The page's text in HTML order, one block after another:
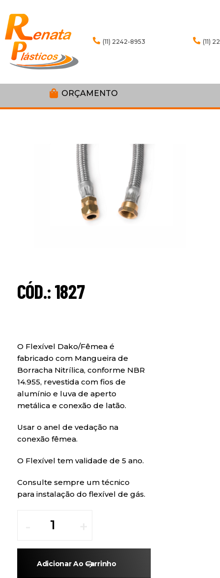
(11) 2242-8953 (11)
ORÇAMENTO
CÓD.: 1827
O Flexível Dako/Fêmea é
fabricado com Mangueira de
Borracha Nitrílica, conforme NBR
14.955, revestida com fios de
alumínio e luva de aperto
metálica e conexão de latão.
Usar o anel de vedação na
conexão fêmea.
O Flexível tem validade de 5 ano.
Consulte sempre um técnico
para instalação do flexível de gás.
Adicionar Ao Carrinho